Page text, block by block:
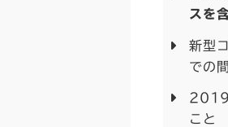
スを
新型
での
2019
こと